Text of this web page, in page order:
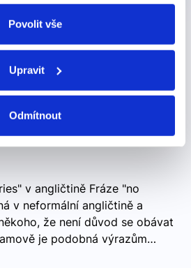
případně se obrátit na
Povolit vše
Upravit
Odmítnout
v této kategorii našeho
no worries
v angličtině Fráze "no
v neformální angličtině a
že není důvod se obávat
je podobná výrazům…